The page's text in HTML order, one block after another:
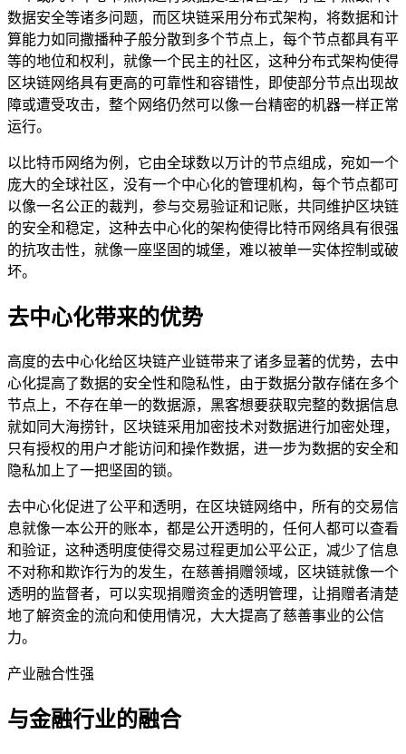
数据安全等诸多问题，而区块链采用分布式架构，将数据和计
算能力如同撒播种子般分散到多个节点上，每个节点都具有平
等的地位和权利，就像一个民主的社区，这种分布式架构使得
区块链网络具有更高的可靠性和容错性，即使部分节点出现故
障或遭受攻击，整个网络仍然可以像一台精密的机器一样正常
运行。
以比特币网络为例，它由全球数以万计的节点组成，宛如一个
庞大的全球社区，没有一个中心化的管理机构，每个节点都可
以像一名公正的裁判，参与交易验证和记账，共同维护区块链
的安全和稳定，这种去中心化的架构使得比特币网络具有很强
的抗攻击性，就像一座坚固的城堡，难以被单一实体控制或破
坏。
去中心化带来的优势
高度的去中心化给区块链产业链带来了诸多显著的优势，去中
心化提高了数据的安全性和隐私性，由于数据分散存储在多个
节点上，不存在单一的数据源，黑客想要获取完整的数据信息
就如同大海捞针，区块链采用加密技术对数据进行加密处理，
只有授权的用户才能访问和操作数据，进一步为数据的安全和
隐私加上了一把坚固的锁。
去中心化促进了公平和透明，在区块链网络中，所有的交易信
息就像一本公开的账本，都是公开透明的，任何人都可以查看
和验证，这种透明度使得交易过程更加公平公正，减少了信息
不对称和欺诈行为的发生，在慈善捐赠领域，区块链就像一个
透明的监督者，可以实现捐赠资金的透明管理，让捐赠者清楚
地了解资金的流向和使用情况，大大提高了慈善事业的公信
力。
产业融合性强
与金融行业的融合